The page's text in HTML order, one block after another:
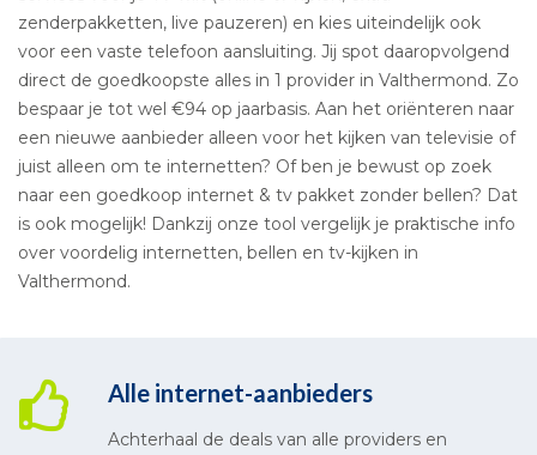
zenderpakketten, live pauzeren) en kies uiteindelijk ook
voor een vaste telefoon aansluiting. Jij spot daaropvolgend
direct de goedkoopste alles in 1 provider in Valthermond. Zo
bespaar je tot wel €94 op jaarbasis. Aan het oriënteren naar
een nieuwe aanbieder alleen voor het kijken van televisie of
juist alleen om te internetten? Of ben je bewust op zoek
naar een goedkoop internet & tv pakket zonder bellen? Dat
is ook mogelijk! Dankzij onze tool vergelijk je praktische info
over voordelig internetten, bellen en tv-kijken in
Valthermond.
Alle internet-aanbieders
Achterhaal de deals van alle providers en